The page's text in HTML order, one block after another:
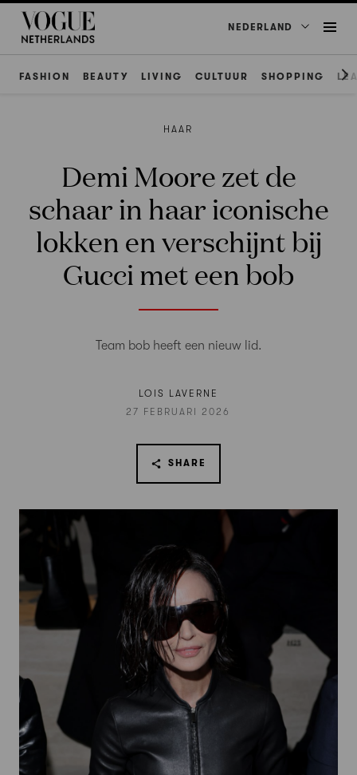
NEDERLAND
FASHION BEAUTY LIVING CULTUUR SHOPPING
HAAR
Demi Moore zet de
schaar in haar iconische
lokken en verschijnt bij
Gucci met een bob
Team bob heeft een nieuw lid.
LOIS LAVERNE
27 FEBRUARI 2026
SHARE